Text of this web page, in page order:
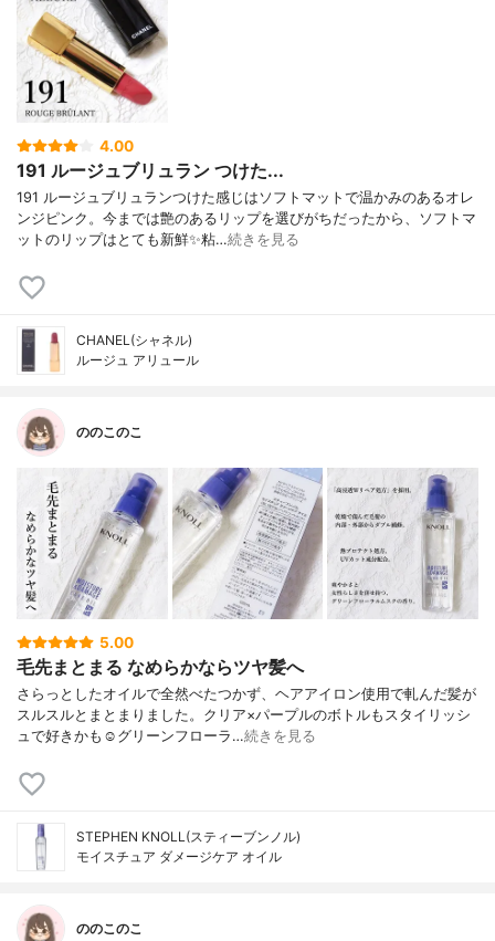
4.00
191 ルージュブリュラン つけた...
191 ルージュブリュランつけた感じはソフトマットで温かみのあるオレ
ンジピンク。今までは艶のあるリップを選びがちだったから、ソフトマ
ットのリップはとても新鮮✨粘…続きを見る
CHANEL(シャネル)
ルージュ アリュール
ののこのこ
5.00
毛先まとまる なめらかならツヤ髪へ
さらっとしたオイルで全然べたつかず、ヘアアイロン使用で軋んだ髪が
スルスルとまとまりました。クリア×パープルのボトルもスタイリッシ
ュで好きかも☺️グリーンフローラ…続きを見る
STEPHEN KNOLL(スティーブンノル)
モイスチュア ダメージケア オイル
ののこのこ